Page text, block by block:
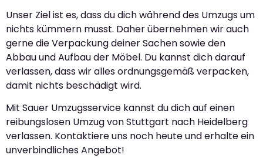
Unser Ziel ist es, dass du dich während des Umzugs um
nichts kümmern musst. Daher übernehmen wir auch
gerne die Verpackung deiner Sachen sowie den
Abbau und Aufbau der Möbel. Du kannst dich darauf
verlassen, dass wir alles ordnungsgemäß verpacken,
damit nichts beschädigt wird.
Mit Sauer Umzugsservice kannst du dich auf einen
reibungslosen Umzug von Stuttgart nach Heidelberg
verlassen. Kontaktiere uns noch heute und erhalte ein
unverbindliches Angebot!